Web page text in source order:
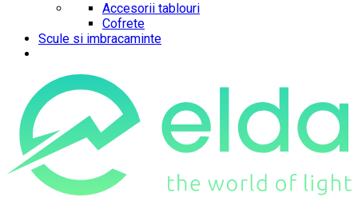
Accesorii tablouri
Cofrete
Scule si imbracaminte